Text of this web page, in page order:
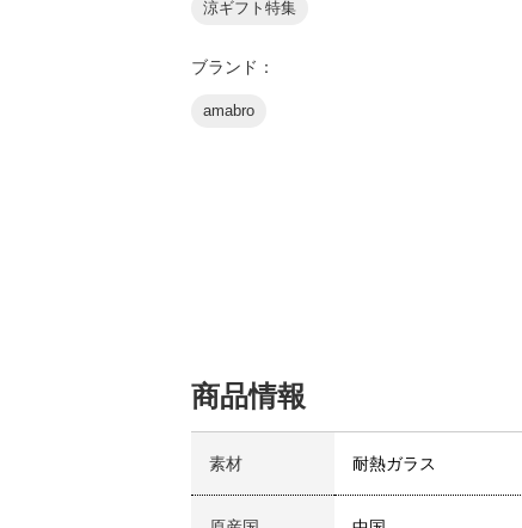
涼ギフト特集
ブランド：
amabro
商品情報
素材 耐熱ガラス